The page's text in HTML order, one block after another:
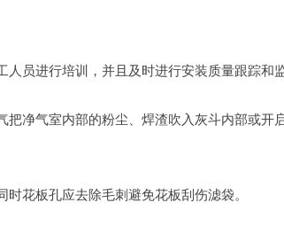
员进行培训，并且及时进行安装质量跟踪和监
把净气室内部的粉尘、焊渣吹入灰斗内部或开
花板孔应去除毛刺避免花板刮伤滤袋。